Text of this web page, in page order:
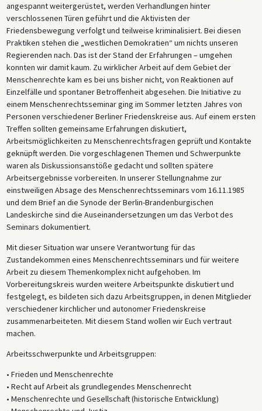
angespannt weitergerüstet, werden Verhandlungen hinter
verschlossenen Türen geführt und die Aktivisten der
Friedensbewegung verfolgt und teilweise kriminalisiert. Bei diesen
Praktiken stehen die „westlichen Demokratien“ um nichts unseren
Regierenden nach. Das ist der Stand der Erfahrungen – umgehen
konnten wir damit kaum. Zu wirklicher Arbeit auf dem Gebiet der
Menschenrechte kam es bei uns bisher nicht, von Reaktionen auf
Einzelfälle und spontaner Betroffenheit abgesehen. Die Initiative zu
einem Menschenrechtsseminar ging im Sommer letzten Jahres von
Personen verschiedener Berliner Friedenskreise aus. Auf einem ersten
Treffen sollten gemeinsame Erfahrungen diskutiert,
Arbeitsmöglichkeiten zu Menschenrechtsfragen geprüft und Kontakte
geknüpft werden. Die vorgeschlagenen Themen und Schwerpunkte
waren als Diskussionsanstöße gedacht und sollten spätere
Arbeitsergebnisse vorbereiten. In unserer Stellungnahme zur
einstweiligen Absage des Menschenrechtsseminars vom 16.11.1985
und dem Brief an die Synode der Berlin-Brandenburgischen
Landeskirche sind die Auseinandersetzungen um das Verbot des
Seminars dokumentiert.
Mit dieser Situation war unsere Verantwortung für das
Zustandekommen eines Menschenrechtsseminars und für weitere
Arbeit zu diesem Themenkomplex nicht aufgehoben. Im
Vorbereitungskreis wurden weitere Arbeitspunkte diskutiert und
festgelegt, es bildeten sich dazu Arbeitsgruppen, in denen Mitglieder
verschiedener kirchlicher und autonomer Friedenskreise
zusammenarbeiteten. Mit diesem Stand wollen wir Euch vertraut
machen.
Arbeitsschwerpunkte und Arbeitsgruppen:
• Frieden und Menschenrechte
• Recht auf Arbeit als grundlegendes Menschenrecht
• Menschenrechte und Gesellschaft (historische Entwicklung)